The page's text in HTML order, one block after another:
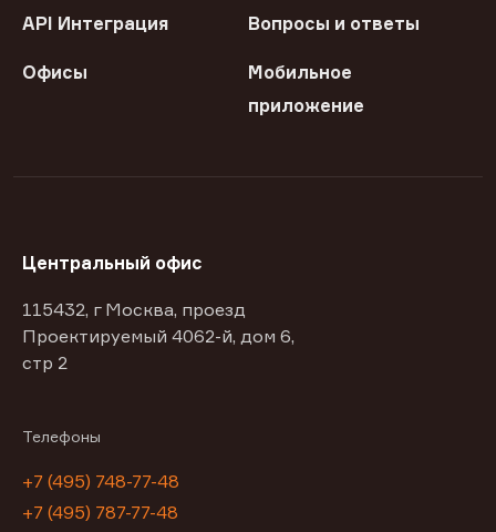
API Интеграция Вопросы и ответы
Офисы
Мобильное
приложение
Центральный офис
115432, г Москва, проезд
Проектируемый 4062-й, дом 6,
стр 2
Телефоны
+7 (495) 748-77-48
+7 (495) 787-77-48